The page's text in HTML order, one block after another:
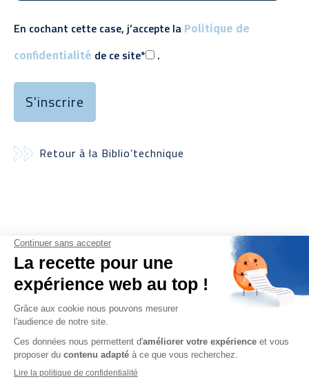
En cochant cette case, j’accepte la Politique de
confidentialité de ce site* .
Retour à la Biblio’technique
Informations
Accueil
A propos